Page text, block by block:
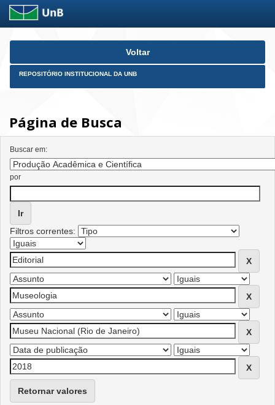
Skip
Voltar
REPOSITÓRIO INSTITUCIONAL DA UNB
Página de Busca
Buscar em:
por
Filtros correntes:
Retornar valores